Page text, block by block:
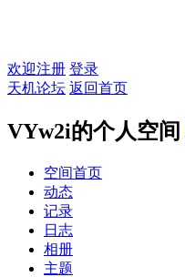
欢迎注册 登录
天机论坛 返回首页
VYw2i的个人空间
空间首页
动态
记录
日志
相册
主题